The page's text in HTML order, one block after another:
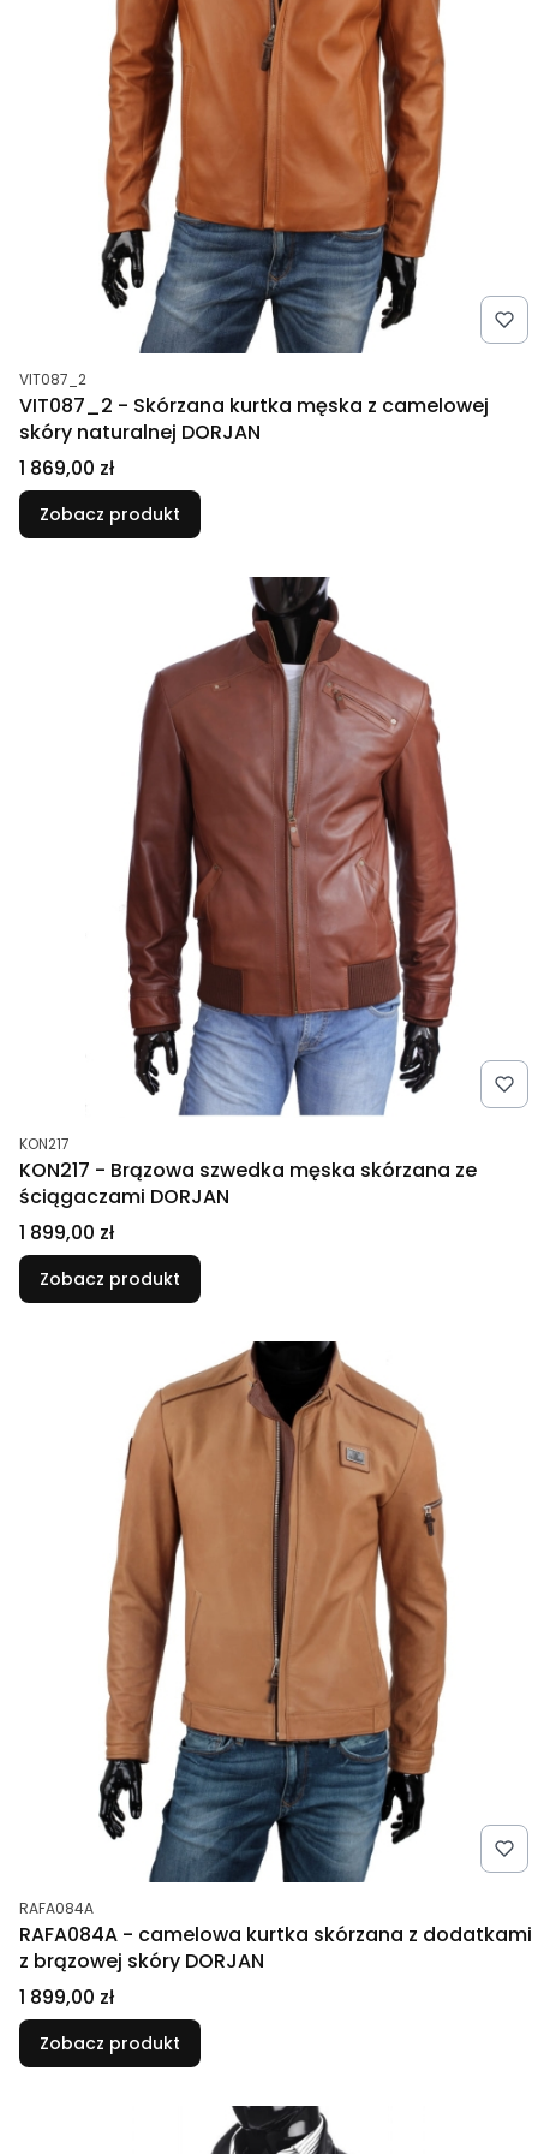
Kod produktu
VIT087_2
VIT087_2 - Skórzana kurtka męska z camelowej
skóry naturalnej DORJAN
Cena
1 869,00 zł
Zobacz produkt
Kod produktu
KON217
KON217 - Brązowa szwedka męska skórzana ze
ściągaczami DORJAN
Cena
1 899,00 zł
Zobacz produkt
Kod produktu
RAFA084A
RAFA084A - camelowa kurtka skórzana z dodatkami
z brązowej skóry DORJAN
Cena
1 899,00 zł
Zobacz produkt